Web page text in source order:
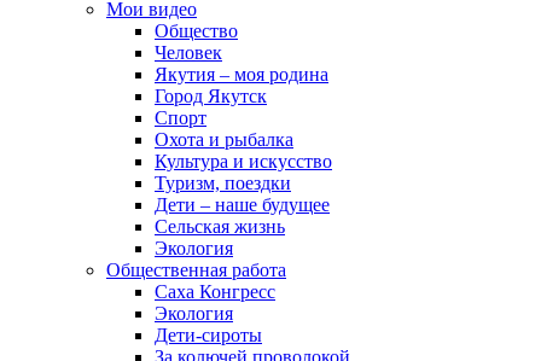
Мои видео
Общество
Человек
Якутия – моя родина
Город Якутск
Спорт
Охота и рыбалка
Культура и искусство
Туризм, поездки
Дети – наше будущее
Сельская жизнь
Экология
Общественная работа
Саха Конгресс
Экология
Дети-сироты